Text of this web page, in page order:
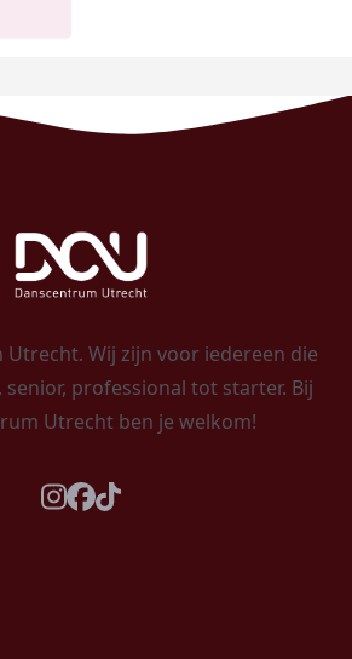
Utrecht. Wij zijn voor iedereen die
senior, professional tot starter. Bij
Utrecht ben je welkom!
instagram
facebook
tiktok